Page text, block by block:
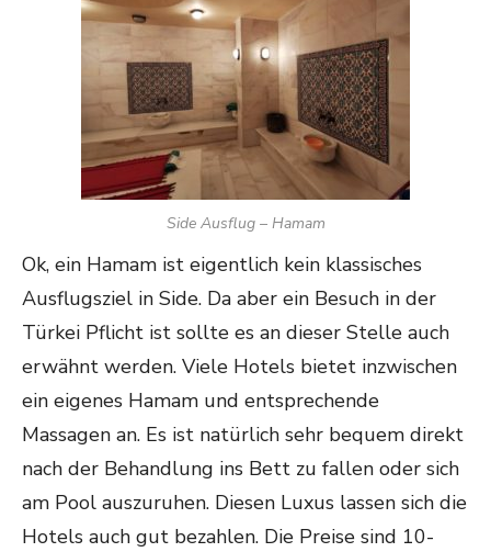
Side Ausflug – Hamam
Ok, ein Hamam ist eigentlich kein klassisches
Ausflugsziel in Side. Da aber ein Besuch in der
Türkei Pflicht ist sollte es an dieser Stelle auch
erwähnt werden. Viele Hotels bietet inzwischen
ein eigenes Hamam und entsprechende
Massagen an. Es ist natürlich sehr bequem direkt
nach der Behandlung ins Bett zu fallen oder sich
am Pool auszuruhen. Diesen Luxus lassen sich die
Hotels auch gut bezahlen. Die Preise sind 10-